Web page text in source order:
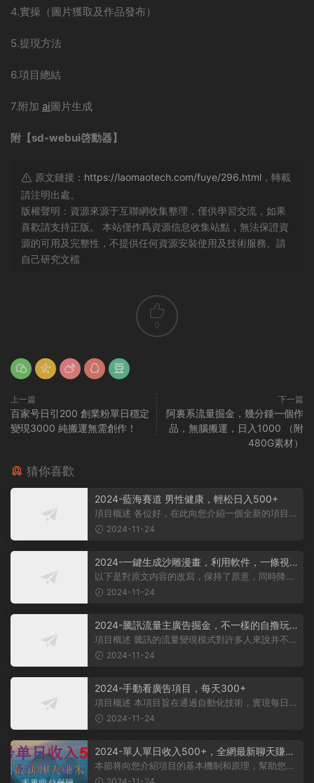
4.實操（圖片獲取及作品發布）
5.提現方法
6.項目總結
7.附加 ai圖片生成
附【sd-webui啓動器】
原文鏈接： https://laomaotech.com/fuye/296.html ，轉載
請注明出處。
版權聲明：資源來源于互聯網收集整理，僅供學習交流，如果
喜歡請支持正版。 本站僅作爲資源信息收集站點，無法保證資
源的可用及完整性，不提供任何資源安裝使用及技術服務。請
自己研究文檔
0
上一篇
百家号日引200 創業粉單日穩定
變現3000 純搬運無需創作！
下一篇
阿裏系流量掘金，幾分鍾一個作
品，無腦搬運，日入1000 （附
480G素材）
猜你喜歡
2024-藍海賽道 男性健康，輕松日入500+
項目概述 各位好，在此向您介紹一個全新的項目，
它聚焦于男性健康領域。衆所周知...
2024-11-24
2024-一鍵生成沙雕漫畫，利用軟件，一條視
頻播放12W+，單日變現1000+
以下是對原文内容的改寫，保持了原意，同時降低
2024-11-24
2024-騰訊流量主廣告掘金，不一樣的自撸玩
法，日賺500-1000+，無設備要求
項目概述 騰訊的流量變現模式對許多人來說并不陌
生，大多數人對其盈利方式有所了...
2024-11-24
2024-手動看廣告項目，每天300+
項目概述 本項目旨在通過自動化技術，實現每日觀
2024-11-24
2024-單人單日收入500+，全網最新聊天賺
米！适合所有人群簡單暴力！
本節将向您介紹項目的基本機制和原理，幫助您理
解項目的基本概念。 在項目實施前...